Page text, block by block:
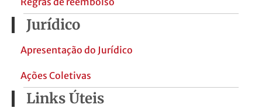
Jurídico
Apresentação do Jurídico
Ações Coletivas
Links Úteis